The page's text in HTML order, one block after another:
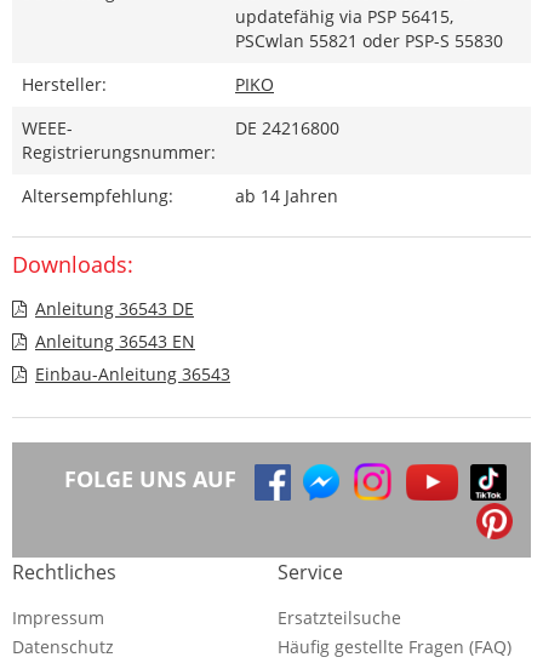
updatefähig via PSP 56415,
PSCwlan 55821 oder PSP-S 55830
Hersteller:
PIKO
WEEE-
Registrierungsnummer:
DE 24216800
Altersempfehlung: ab 14 Jahren
Downloads:
Anleitung 36543 DE
Anleitung 36543 EN
Einbau-Anleitung 36543
FOLGE UNS AUF
Rechtliches
Impressum
Datenschutz
Service
Ersatzteilsuche
Häufig gestellte Fragen (FAQ)